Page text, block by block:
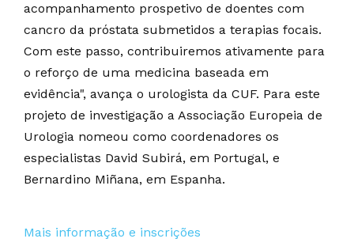
acompanhamento prospetivo de doentes com
cancro da próstata submetidos a terapias focais.
Com este passo, contribuiremos ativamente para
o reforço de uma medicina baseada em
evidência", avança o urologista da CUF. Para este
projeto de investigação a Associação Europeia de
Urologia nomeou como coordenadores os
especialistas David Subirá, em Portugal, e
Bernardino Miñana, em Espanha.
Mais informação e inscrições